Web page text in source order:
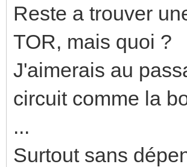
Reste a trouver
TOR, mais quoi ?
J'aimerais au
circuit comme la
...
Surtout sans